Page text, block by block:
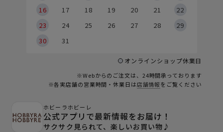
16
17 18 19 20 21
22
23
24 25 26 27 28
29
30
31
オンラインショップ休業日
※Webからのご注文は、24時間承っております
※各実店舗の営業時間・休業日は店舗情報をご覧ください
ホビーラホビーレ
公式アプリで最新情報をお届け！
サクサク見られて、楽しいお買い物♪